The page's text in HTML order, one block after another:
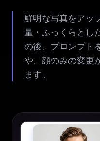
鮮明な写真をアッ
量・ふっくらとし
の後、プロンプト
や、顔のみの変更
ます。